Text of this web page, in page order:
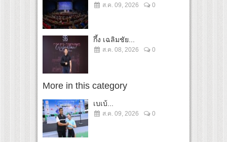
ส.ค. 09, 2026 0
กึ้ง เฉลิมชัย...
ส.ค. 08, 2026 0
More in this category
เบเบ้...
ส.ค. 09, 2026 0